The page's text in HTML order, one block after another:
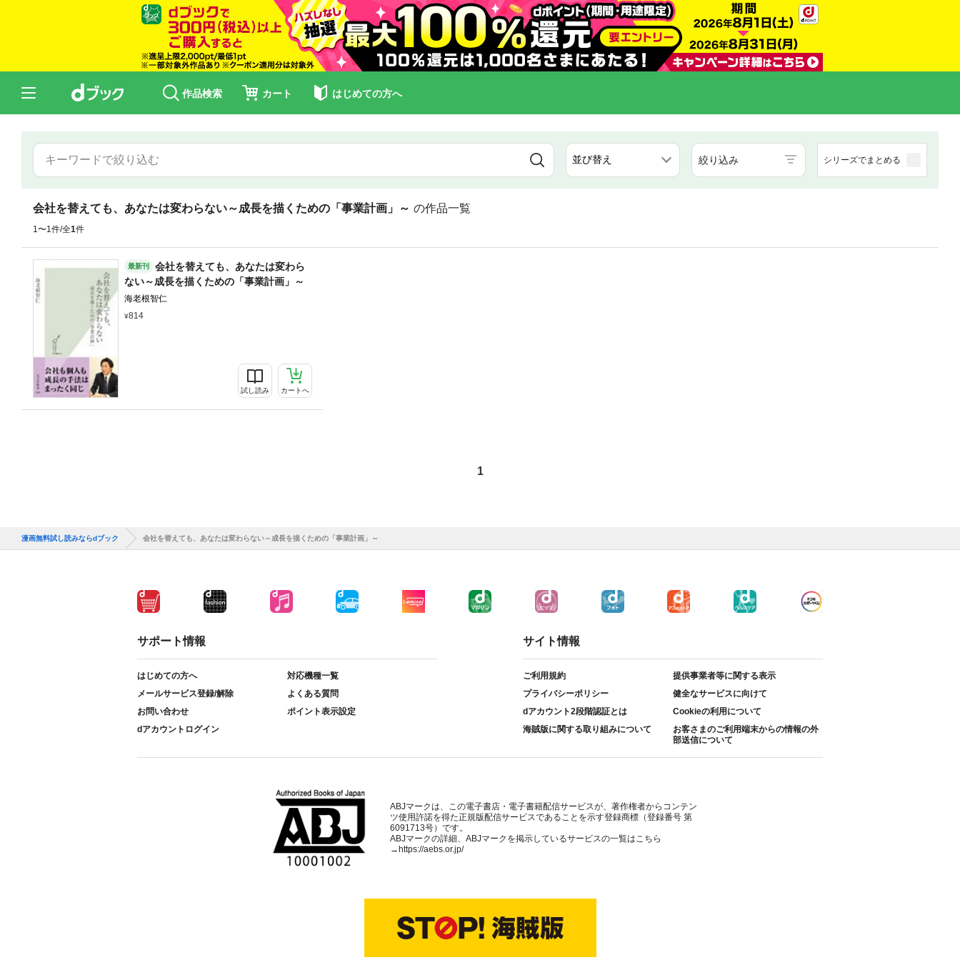
作品検索 カート はじめての方へ
絞り込み シリーズでまとめる
会社を替えても、あなたは変わらない～成長を描くための「事業計画」～ の作品一覧
1〜1件/全1件
最新刊
会社を替えても、あなたは変わら
ない～成長を描くための「事業計画」～
海老根智仁
814
試し読み カートへ
1
漫画無料試し読みならdブック 会社を替えても、あなたは変わらない～成長を描くための「事業計画」～
サポート情報
はじめての方へ
対応機種一覧
メールサービス登録/解除
よくある質問
お問い合わせ
ポイント表示設定
dアカウントログイン
サイト情報
ご利用規約
提供事業者等に関する表示
プライバシーポリシー
健全なサービスに向けて
dアカウント2段階認証とは
Cookieの利用について
海賊版に関する取り組みについて
お客さまのご利用端末からの情報の外
部送信について
ABJマークは、この電子書店・電子書籍配信サービスが、著作権者からコンテン
ツ使用許諾を得た正規版配信サービスであることを示す登録商標（登録番号 第
6091713号）です。
ABJマークの詳細、ABJマークを掲示しているサービスの一覧はこちら
→ https://aebs.or.jp/